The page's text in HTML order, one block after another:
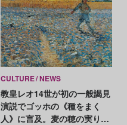
CULTURE NEWS
教皇レオ14世が初の一般謁見
演説でゴッホの《種をまく
人》に言及。麦の穂の実りは